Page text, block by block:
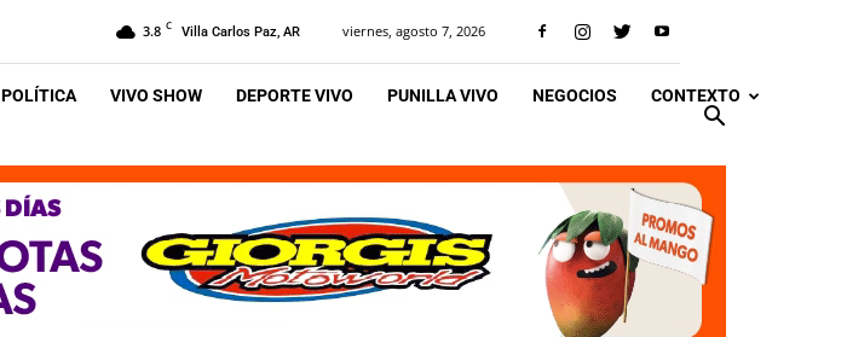
3.8 C Villa Carlos Paz, AR viernes, agosto 7, 2026
POLÍTICA VIVO SHOW DEPORTE VIVO PUNILLA VIVO NEGOCIOS CONTEXTO